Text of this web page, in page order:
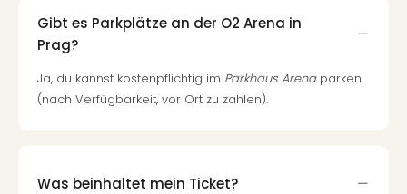
Gibt es Parkplätze an der O2 Arena in
Prag?
Ja, du kannst kostenpflichtig im Parkhaus Arenaparken
(nach Verfügbarkeit, vor Ort zu zahlen).
Was beinhaltet mein Ticket?